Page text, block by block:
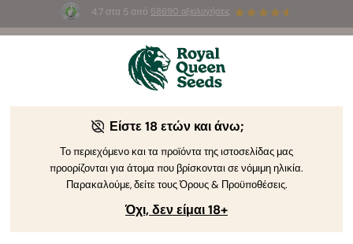
4.7 στα 5 από 58690 αξιολογήσεις
3 σπόρους White Widow AutoΔΩΡΕΑΝ για τους
Είστε 18 ετών και άνω;
Το περιεχόμενο και τα προϊόντα της ιστοσελίδας μας
προορίζονται για άτομα που βρίσκονται σε νόμιμη ηλικία.
Παρακαλούμε, δείτε τους Όρους & Προϋποθέσεις.
Όχι, δεν είμαι 18+